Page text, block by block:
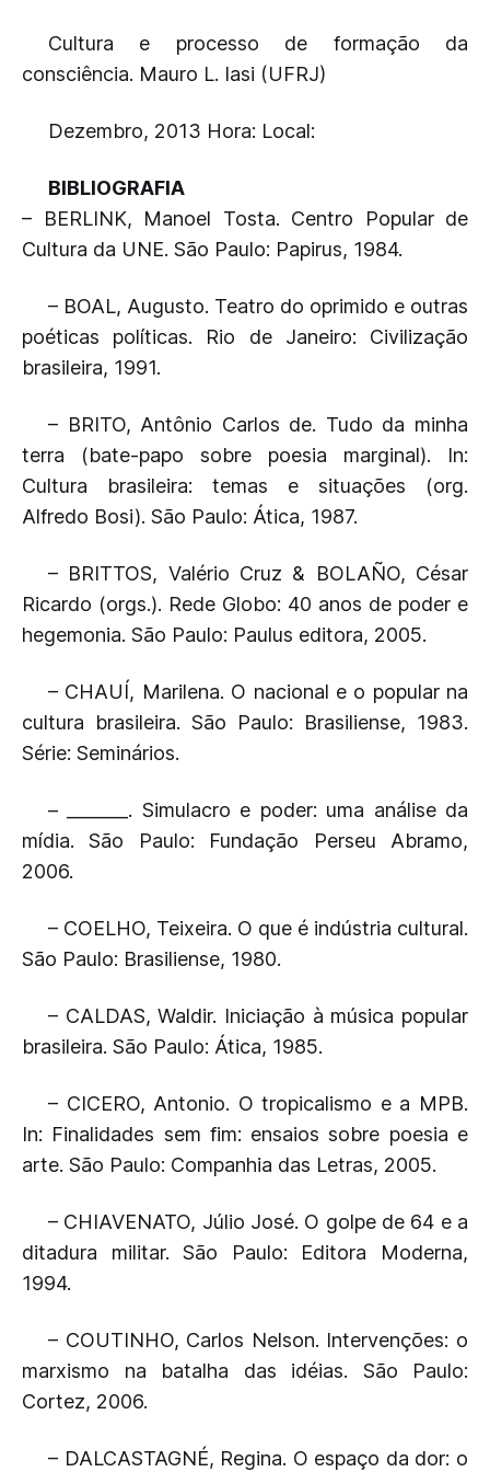
Cultura e processo de formação da
consciência. Mauro L. Iasi (UFRJ)
Dezembro, 2013 Hora: Local:
BIBLIOGRAFIA
– BERLINK, Manoel Tosta. Centro Popular de
Cultura da UNE. São Paulo: Papirus, 1984.
– BOAL, Augusto. Teatro do oprimido e outras
poéticas políticas. Rio de Janeiro: Civilização
brasileira, 1991.
– BRITO, Antônio Carlos de. Tudo da minha
terra (bate-papo sobre poesia marginal). In:
Cultura brasileira: temas e situações (org.
Alfredo Bosi). São Paulo: Ática, 1987.
– BRITTOS, Valério Cruz & BOLAÑO, César
Ricardo (orgs.). Rede Globo: 40 anos de poder e
hegemonia. São Paulo: Paulus editora, 2005.
– CHAUÍ, Marilena. O nacional e o popular na
cultura brasileira. São Paulo: Brasiliense, 1983.
Série: Seminários.
– _______. Simulacro e poder: uma análise da
mídia. São Paulo: Fundação Perseu Abramo,
2006.
– COELHO, Teixeira. O que é indústria cultural.
São Paulo: Brasiliense, 1980.
– CALDAS, Waldir. Iniciação à música popular
brasileira. São Paulo: Ática, 1985.
– CICERO, Antonio. O tropicalismo e a MPB.
In: Finalidades sem fim: ensaios sobre poesia e
arte. São Paulo: Companhia das Letras, 2005.
– CHIAVENATO, Júlio José. O golpe de 64 e a
ditadura militar. São Paulo: Editora Moderna,
1994.
– COUTINHO, Carlos Nelson. Intervenções: o
marxismo na batalha das idéias. São Paulo:
Cortez, 2006.
– DALCASTAGNÉ, Regina. O espaço da dor: o